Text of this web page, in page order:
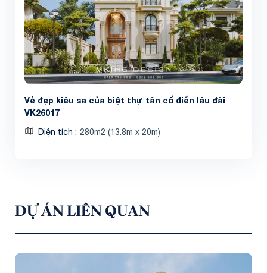
Vẻ đẹp kiêu sa của biệt thự tân cổ điển lâu đài
VK26017
Diện tích 280m2 (13.8m x 20m)
DỰ ÁN LIÊN QUAN